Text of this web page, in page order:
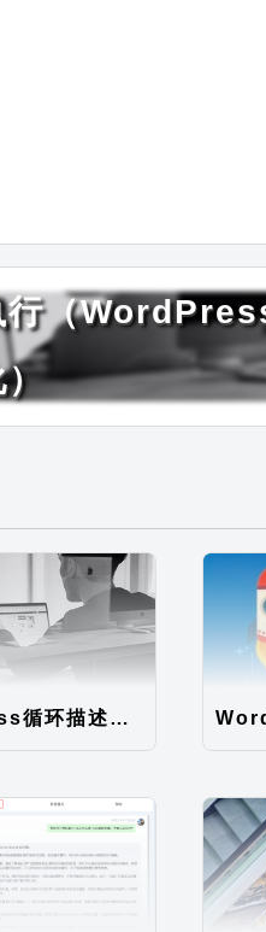
行（
）
WordPress循环描述调用无法限制字数，直接显示全文问题解决